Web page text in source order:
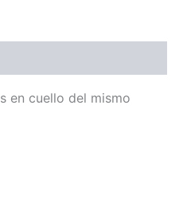
en cuello del mismo